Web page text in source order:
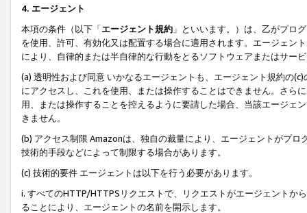
4. エージェント
本項の条件（以下「エージェント規約 」といいます。）は、乙がプロ
を使用、許可、有効化又は配置する場合に適用されます。エージェン
により、自律的または半自律的な行動をとるソフトウェアまたはサー
(a) 透明性および同意 いかなるエージェントも、エージェント規約の
にアクセスし、これを使用、または操作することはできません。さら
用、または操作することを控えるように要請した場合、当該エージェ
きません。
(b) アクセス制限 Amazonは、独自の裁量により、エージェントがプ
技術的手段などによって制限する場合があります。
(c) 技術的要件 エージェントは以下を行う必要があります。
i. すべてのHTTP/HTTPSリクエストで、リクエストがエージェントか
ることにより、エージェントの名前を開示します。